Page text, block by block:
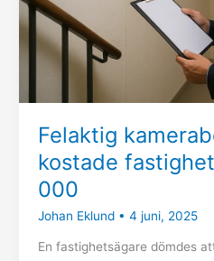
Felaktig
kostade
000
Johan Eklund • 4 juni, 2025
En fastighetsägare dömdes